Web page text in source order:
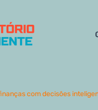
com decisões